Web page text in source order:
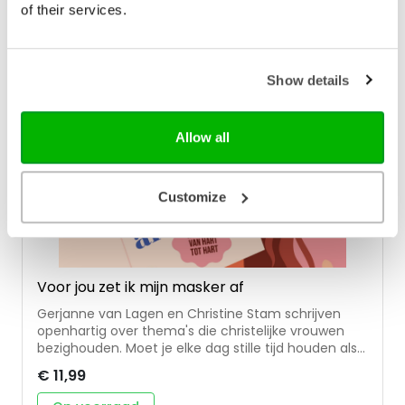
of their services.
Show details
Allow all
Customize
door de zeggingskracht van de Psalmen! Jos
Douma is predikant van de Plantagekerk in Zwolle,
Voor jou zet ik mijn masker af
Gerjanne van Lagen en Christine Stam schrijven
openhartig over thema's die christelijke vrouwen
bezighouden. Moet je elke dag stille tijd houden als
moeders? Hoe ga je om met schuldgevoel? Kan
een mens onvoorwaardelijk liefhebben en totaal
€ 11,99